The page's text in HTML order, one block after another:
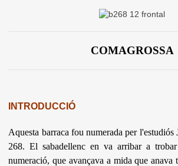
COMAGROSSA
INTRODUCCIÓ
Aquesta barraca fou numerada per l'estudiós
268. El sabadellenc en va arribar a
numeració, que avançava a mida que anava